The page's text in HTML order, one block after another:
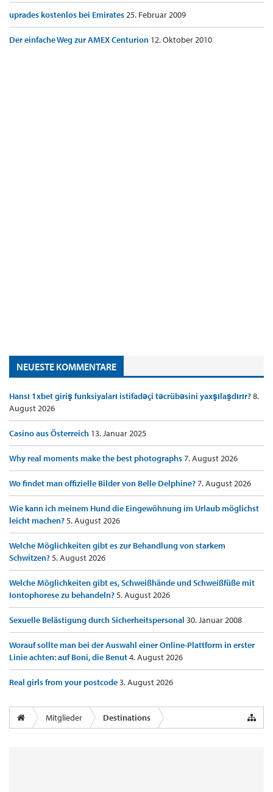
uprades kostenlos bei Emirates25. Februar 2009
Der einfache Weg zur AMEX Centurion 12. Oktober 2010
NEUESTE KOMMENTARE
Hansı 1xbet giriş funksiyaları istifadəçi təcrübəsini yaxşılaşdırır?8.
August 2026
Casino aus Österreich 13. Januar 2025
Why real moments make the best photographs7. August 2026
Wo findet man offizielle Bilder von Belle Delphine?7. August 2026
Wie kann ich meinem Hund die Eingewöhnung im Urlaub möglichst
leicht machen?5. August 2026
Welche Möglichkeiten gibt es zur Behandlung von starkem
Schwitzen?5. August 2026
Welche Möglichkeiten gibt es, Schweißhände und Schweißfüße mit
Iontophorese zu behandeln?5. August 2026
Sexuelle Belästigung durch Sicherheitspersonal 30. Januar 2008
Worauf sollte man bei der Auswahl einer Online-Plattform in erster
Linie achten: auf Boni, die Benut4. August 2026
Real girls from your postcode3. August 2026
Mitglieder Destinations